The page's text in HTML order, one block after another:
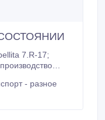
7.R-17;
- разное